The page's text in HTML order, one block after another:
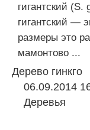
гигантский
гигантский —
размеры это
мамонтово ...
Дерево гинкго
06.09.2014
Деревья